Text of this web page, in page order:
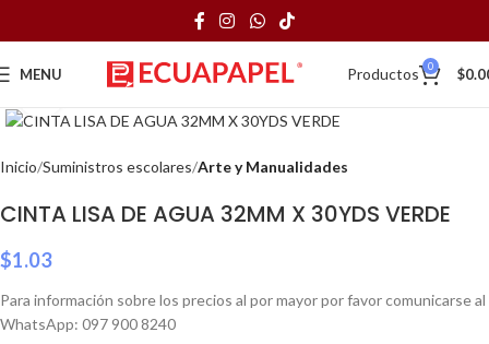
MENU Productos 0 $
Click to enlarge
Inicio Suministros escolares Arte y Manualidades
CINTA LISA DE AGUA 32MM X 30YDS VERDE
$1.03
Para información sobre los precios al por mayor por favor comunicarse al
WhatsApp: 097 900 8240